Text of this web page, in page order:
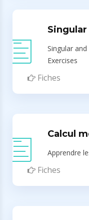
Singular
Singular
Exercises
Fiches
Calcul
Apprendre
Fiches